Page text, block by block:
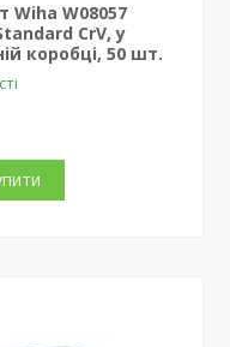
Wiha W08057
CrV, у
коробці, 50 шт.